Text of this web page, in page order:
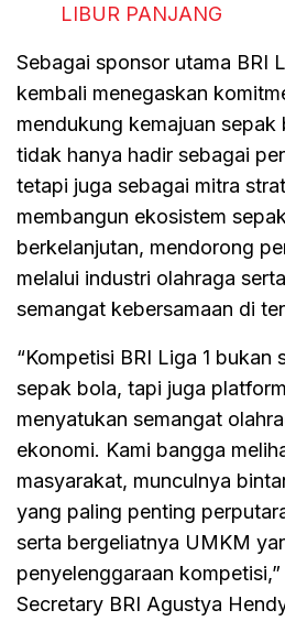
LIBUR PANJANG
Sebagai sponsor utama BRI
kembali menegaskan
mendukung kemajuan sepak
tidak hanya hadir sebagai
tetapi juga sebagai mitra
membangun ekosistem
berkelanjutan, mendorong
melalui industri olahraga
semangat kebersamaan di
“Kompetisi BRI Liga 1 bukan
sepak bola, tapi juga
menyatukan semangat
ekonomi. Kami bangga
masyarakat, munculnya
yang paling penting
serta bergeliatnya UMKM
penyelenggaraan
Secretary BRI Agustya